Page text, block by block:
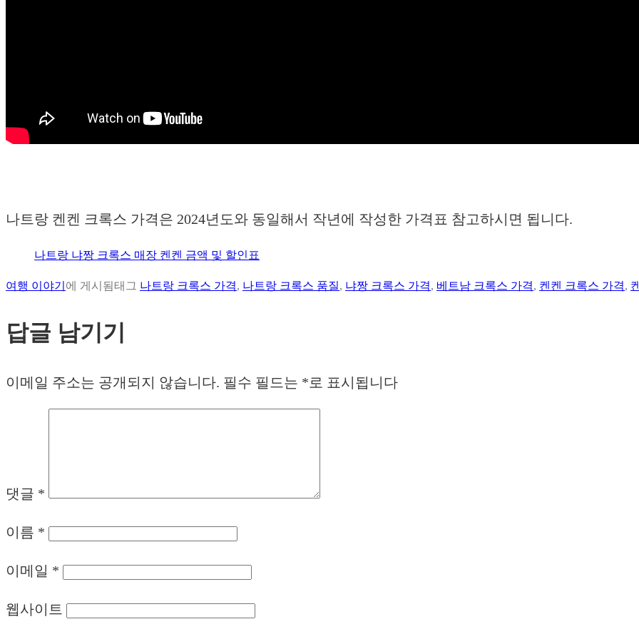
나트랑 켄켄 크록스 가격은 2024년도와 동일해서 작년에 작성한 가격표 참고하시면 됩니다.
나트랑 냐짱 크록스 매장 켄켄 금액 및 할인표
여행 이야기 에 게시됨태그 나트랑 크록스 가격, 나트랑 크록스 품질, 냐짱 크록스 가격, 베트남 크록스 가격, 켄켄 크록스 가격,
답글 남기기
이메일 주소는 공개되지 않습니다. 필수 필드는 *로 표시됩니다
댓글 *
이름 *
이메일 *
웹사이트